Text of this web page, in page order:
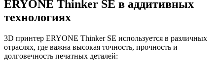
ERYONE Thinker SE в аддитивных
технологиях
3D принтер ERYONE Thinker SE используется в различных
отраслях, где важна высокая точность, прочность и
долговечность печатных деталей: